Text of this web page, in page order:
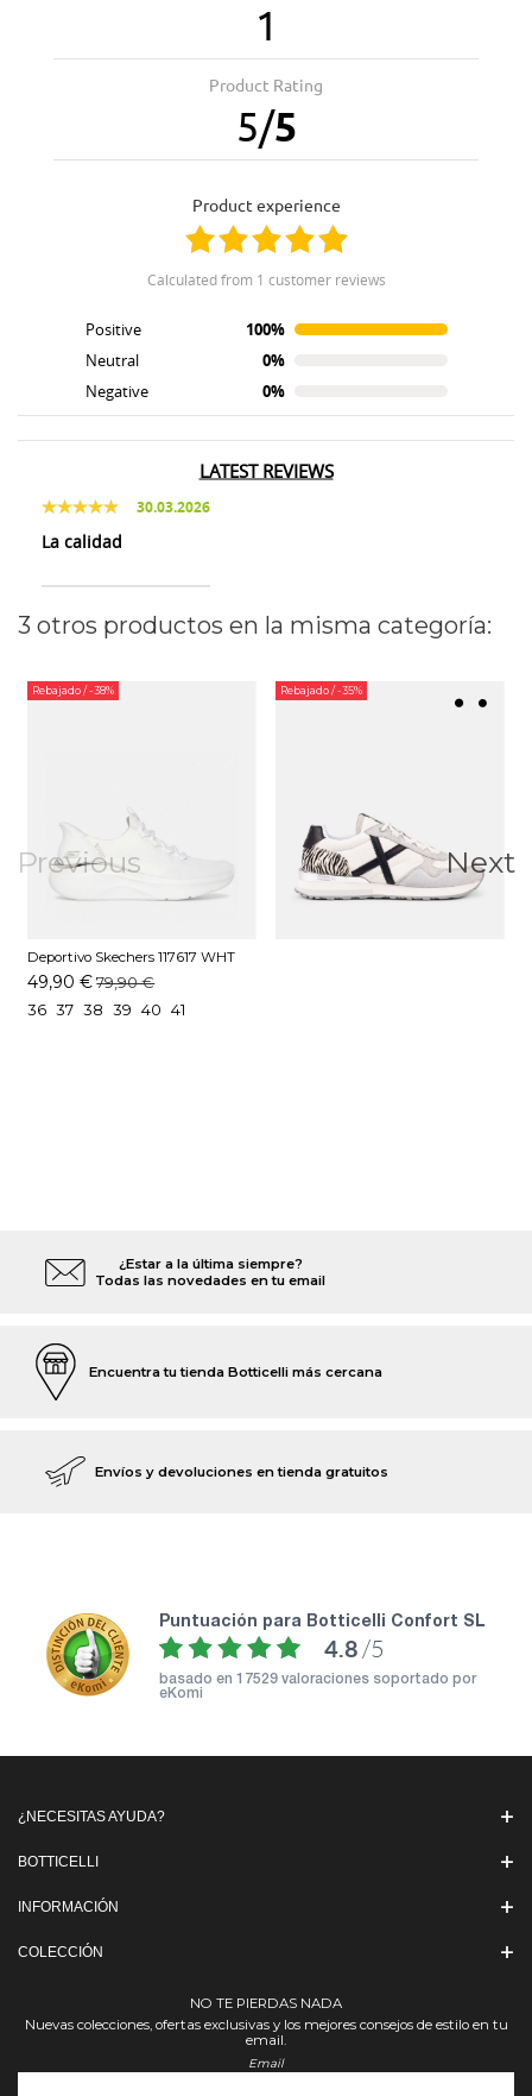
1
Product Rating
5/5
product experience
calculated from 1 customer reviews
Positive
100%
Neutral
0%
Negative
0%
LATEST REVIEWS
30.03.2026
La calidad
3 otros productos en la misma categoría:
Previous
Rebajado/ -38%
Deportivo Skechers 117617 WHT
Blanco
49,90 € 79,90 €
36 37 38 39 40 41
Rebajado/ -35%
Next
¿Estar a la última siempre?
Todas las novedades en tu email
Encuentra tu tienda Botticelli más cercana
Envíos y devoluciones en tienda gratuitos
puntuación para Botticelli Confort SL
4.8 /5
basado en 17529 valoraciones soportado por
eKomi
¿NECESITAS AYUDA?
BOTTICELLI
INFORMACIÓN
COLECCIÓN
NO TE PIERDAS NADA
Nuevas colecciones, ofertas exclusivas y los mejores consejos de estilo en tu
email.
Email